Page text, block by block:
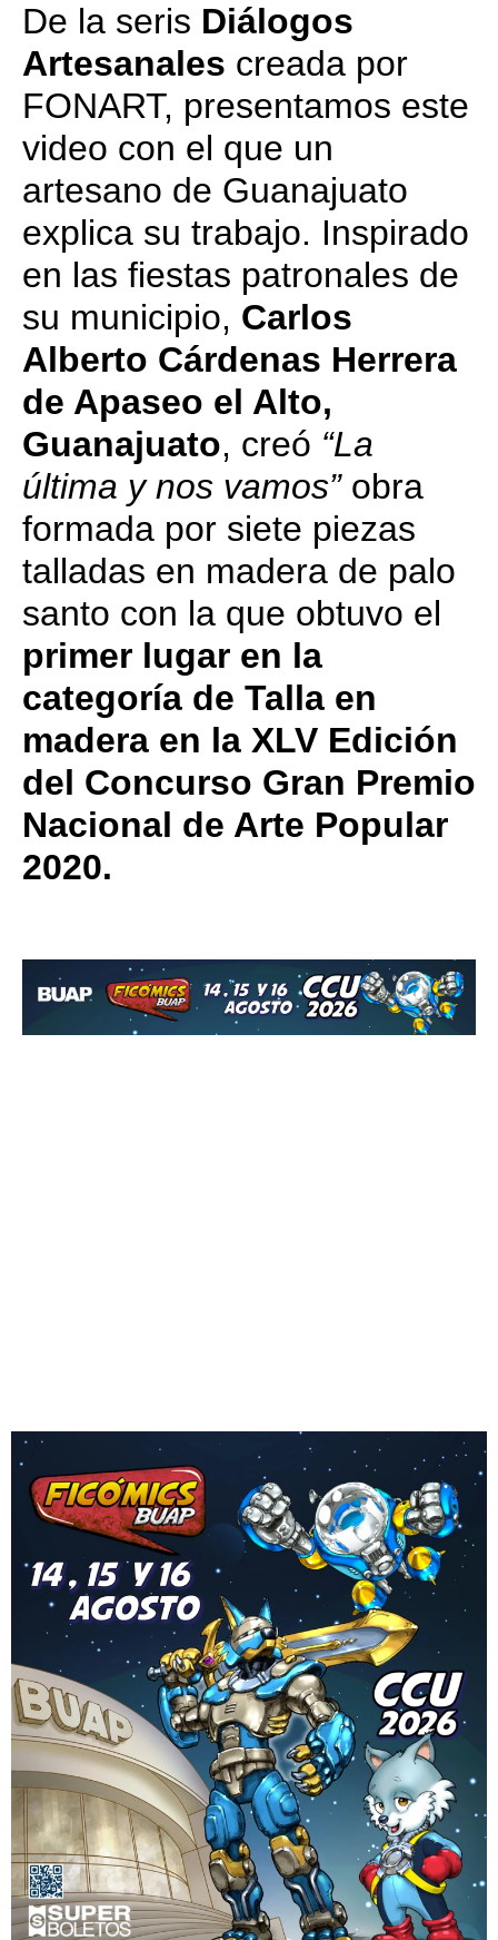
De la seris Diálogos
Artesanales creada por
FONART, presentamos este
video con el que un
artesano de Guanajuato
explica su trabajo. Inspirado
en las fiestas patronales de
su municipio, Carlos
Alberto Cárdenas Herrera
de Apaseo el Alto,
Guanajuato, creó “La
última y nos vamos”obra
formada por siete piezas
talladas en madera de palo
santo con la que obtuvo el
primer lugar en la
categoría de Talla en
madera en la XLV Edición
del Concurso Gran Premio
Nacional de Arte Popular
2020.